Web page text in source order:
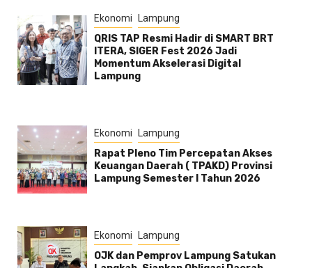
Ekonomi Lampung
QRIS TAP Resmi Hadir di SMART BRT
ITERA, SIGER Fest 2026 Jadi
Momentum Akselerasi Digital
Lampung
Ekonomi Lampung
Rapat Pleno Tim Percepatan Akses
Keuangan Daerah ( TPAKD) Provinsi
Lampung Semester l Tahun 2026
Ekonomi Lampung
OJK dan Pemprov Lampung Satukan